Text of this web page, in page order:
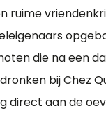
ruime
die na een
bij Chez
direct aan de